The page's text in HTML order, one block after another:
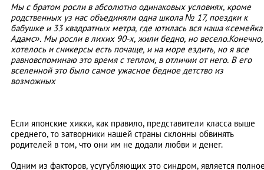
Мы с братом росли в абсолютно одинаковых условиях, кроме
родственных уз нас объединяли одна школа № 17, поездки к
бабушке и 33 квадратных метра, где ютилась вся наша «семейка
Адамс». Мы росли в лихих 90-х, жили бедно, но весело.Конечно,
хотелось и сникерсы есть почаще, и на море ездить, но я все
равновспоминаю это время с теплом, в отличии от него. В его
вселенной это было самое ужасное бедное детство из
возможных
Если японские хикки, как правило, представители класса выше
среднего, то затворники нашей страны склонны обвинять
родителей в том, что они им не додали любви и денег.
Одним из факторов, усугубляющих это синдром, является